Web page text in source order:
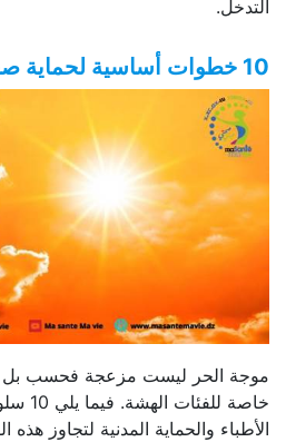
التدخل.
10 خطوات أساسية لحماية صحتك
موجة الحر ليست مزعجة فحسب بل
خاصة
الأطباء والحماية المدنية لتجاوز هذه